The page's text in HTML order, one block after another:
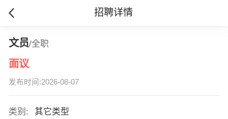
招聘详情
文员/全职
面议
发布时间:2026-08-07
类别:
其它类型